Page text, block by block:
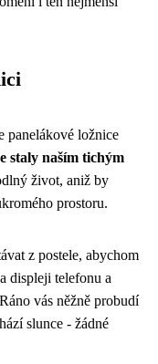
panelákové ložnice
staly naším tichým
život, aniž by
prostoru.
z postele, abychom
displeji telefonu a
vás něžně probudí
slunce - žádné